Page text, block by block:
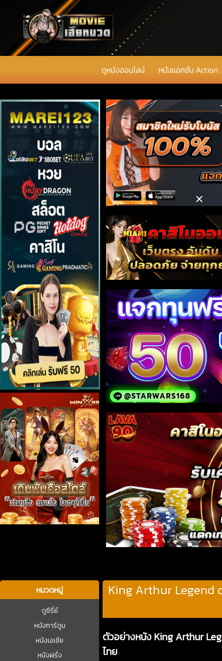
ดูหนังออนไลน์ หนังแอคชั่น Action
หมวดหมู่
ดูซีรี่ย์
หนังการ์ตูน
หนังเอเชีย
หนังฝรั่ง
King Arthur Legend
ตัวอย่างหนัง King Arthur
ไทย